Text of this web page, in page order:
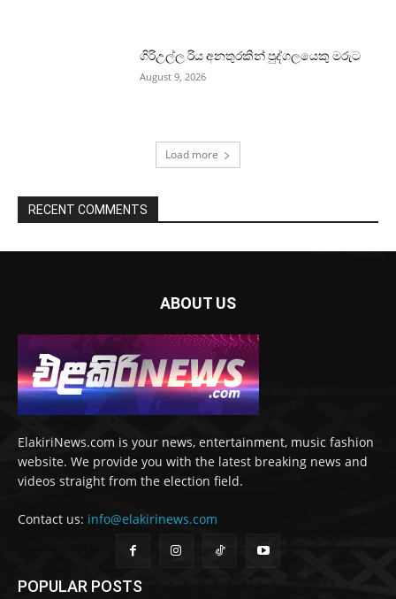
ගිරිඋල්ල රිය අනතුරකින් පුද්ගලයෙකු මරුට
August 9, 2026
Load more
RECENT COMMENTS
ABOUT US
ElakiriNews.com is your news, entertainment, music fashion
website. We provide you with the latest breaking news and
videos straight from the election field.
Contact us: info@elakirinews.com
POPULAR POSTS